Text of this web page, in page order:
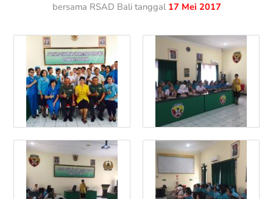
bersama RSAD Bali tanggal 17 Mei 2017